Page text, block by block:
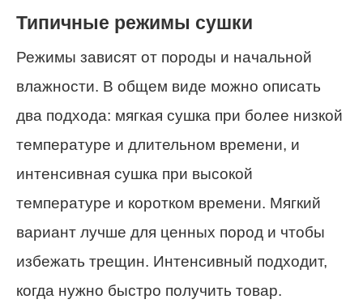
Типичные режимы сушки
Режимы зависят от породы и начальной
влажности. В общем виде можно описать
два подхода: мягкая сушка при более низкой
температуре и длительном времени, и
интенсивная сушка при высокой
температуре и коротком времени. Мягкий
вариант лучше для ценных пород и чтобы
избежать трещин. Интенсивный подходит,
когда нужно быстро получить товар.